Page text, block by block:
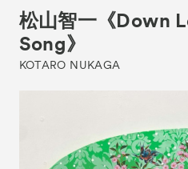
松山智一《Down
Song》
KOTARO NUKAGA